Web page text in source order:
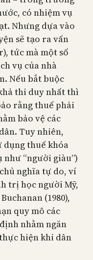
có nhiệm vụ
Nhưng dựa vào
sẽ tạo ra vấn
tức mà một số
vụ của nhà
Nếu bắt buộc
thi duy nhất thì
rằng thuế phải
bảo vệ các
Tuy nhiên,
dụng thuế khóa
“người giàu”)
nghĩa tự do, ví
trị học người Mỹ,
(1980),
quy mô các
nhằm ngăn
hiện khi dân